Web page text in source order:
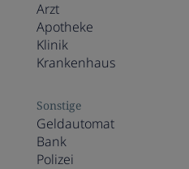
Arzt
Apotheke
Klinik
Krankenhaus
Sonstige
Geldautomat
Bank
Polizei